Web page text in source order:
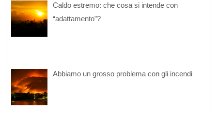
Caldo estremo: che cosa si intende con
“adattamento”?
Abbiamo un grosso problema con gli incendi